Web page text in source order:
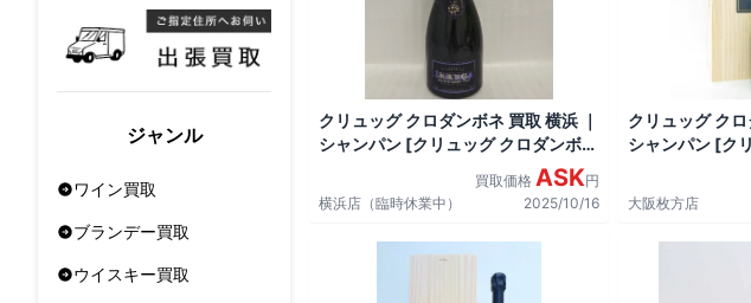
ジャンル
ワイン買取
ブランデー買取
ウイスキー買取
クリュッグ クロダンボネ 買取 横浜 ｜
シャンパン [クリュッグ クロダンボ
買取価格 ASK円
横浜店（臨時休業中）
2025/10/16
クリュッグ クロ
シャンパン [ク
大阪枚方店